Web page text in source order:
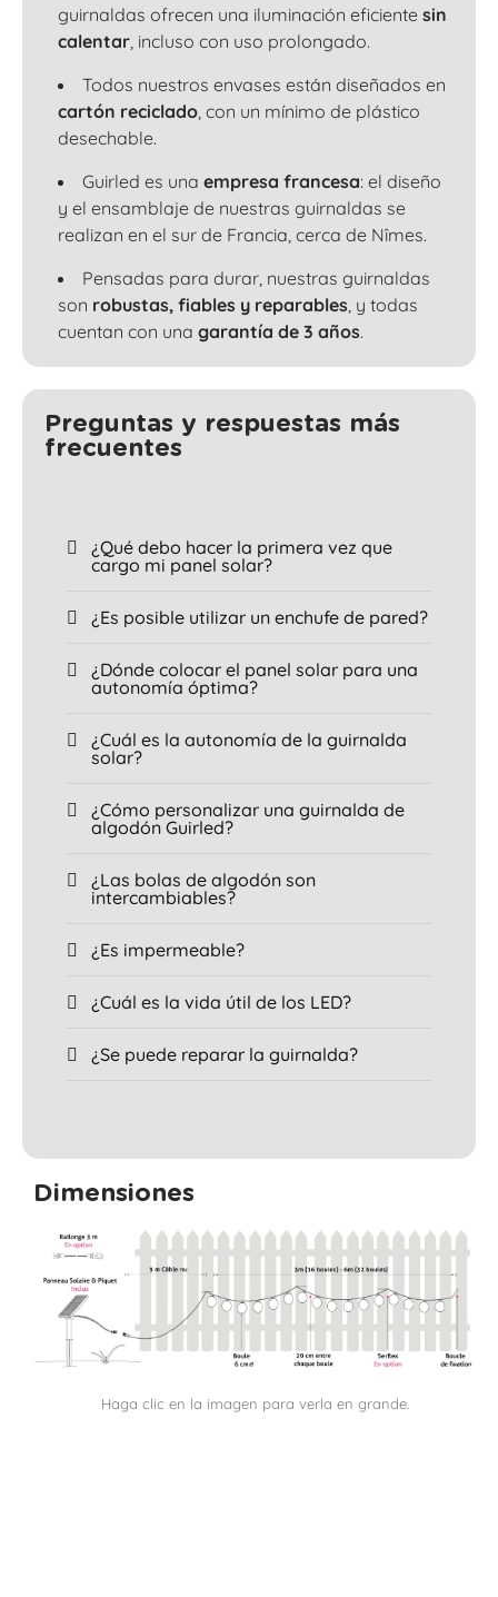
guirnaldas ofrecen una iluminación eficiente sin
calentar, incluso con uso prolongado.
Todos nuestros envases están diseñados en
cartón reciclado, con un mínimo de plástico
desechable.
Guirled es una empresa francesa: el diseño
y el ensamblaje de nuestras guirnaldas se
realizan en el sur de Francia, cerca de Nîmes.
Pensadas para durar, nuestras guirnaldas
son robustas, fiables y reparables, y todas
cuentan con una garantía de 3 años.
Preguntas y respuestas más
frecuentes
¿Qué debo hacer la primera vez que
cargo mi panel solar?
¿Es posible utilizar un enchufe de pared?
¿Dónde colocar el panel solar para una
autonomía óptima?
¿Cuál es la autonomía de la guirnalda
solar?
¿Cómo personalizar una guirnalda de
algodón Guirled?
¿Las bolas de algodón son
intercambiables?
¿Es impermeable?
¿Cuál es la vida útil de los LED?
¿Se puede reparar la guirnalda?
Dimensiones
Haga clic en la imagen para verla en grande.